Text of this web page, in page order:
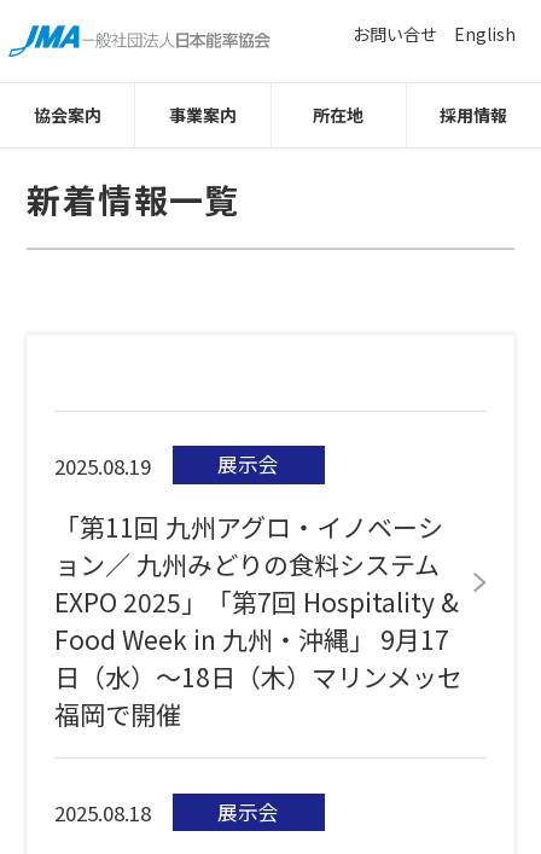
協会案内 事業案内 所在地 採用情報
お問い合せ English
新着情報一覧
2025.08.19 展示会
「第11回 九州アグロ・イノベーシ
ョン／ 九州みどりの食料システム
EXPO 2025」「第7回 Hospitality &
Food Week in 九州・沖縄」 9月17
日（水）～18日（木）マリンメッセ
福岡で開催
2025.08.18 展示会